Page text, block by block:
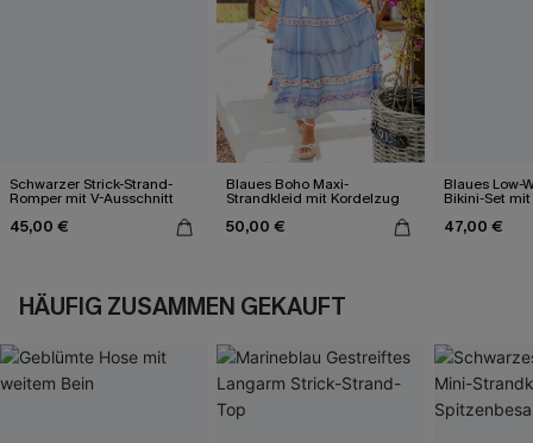
Schwarzer Strick-Strand-
Romper mit V-Ausschnitt
45,00 €
Blaues Boho Maxi-
Strandkleid mit Kordelzug
50,00 €
Blaues Low-
Bikini-Set
47,00 €
HÄUFIG ZUSAMMEN GEKAUFT